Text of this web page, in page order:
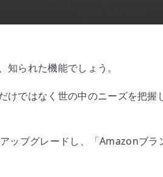
られた機能でしょう。
けではなく世の中のニーズを把握
ップグレードし、「Amazonブラ